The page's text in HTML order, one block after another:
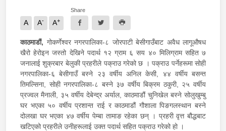
A A- A+
Share
काठमाडौं, गोकर्णेश्वर नगरपालिका-८ जोरपाटी बेसीगाउँबाट अवैध लागूऔषध
खैरो हेरोइन जस्तो देखिने पदार्थ १२ ग्राम ६ सय ४० मिलिग्राम सहित ७
जनालाई शुक्रबार बेलुकी प्रहरीले पक्राउ गरेको छ । पक्राउ पर्नेहरूमा सोही
नगरपालिका-६ बेसीगाउँ बस्ने २३ वर्षीय अनिल केसी, ४४ वर्षीय बसन्त
तिमल्सिना, सोही नगरपालिका-८ बस्ने ३७ वर्षीय बिक्रम ठकुरी, २५ वर्षीय
प्रज्वल मैनाली, ३५ वर्षीय देबेन्द्र अर्याल, काठमाडौं चुनिखेल बस्ने सोलुखुम्बु
घर भएका ५० वर्षीय प्रशान्त राई र काठमाडौं गौशाला पिङगलस्थान बस्ने
दोलखा घर भएका ४७ वर्षीय पेम्बा तामाङ रहेका छन् । प्रहरी वृत्त बौद्धबाट
खटिएको प्रहरीले उनीहरूलाई उक्त पदार्थ सहित पक्राउ गरेको हो ।